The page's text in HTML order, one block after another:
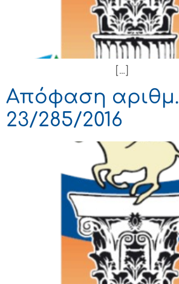
[…]
Απόφαση αριθμ.
23/285/2016